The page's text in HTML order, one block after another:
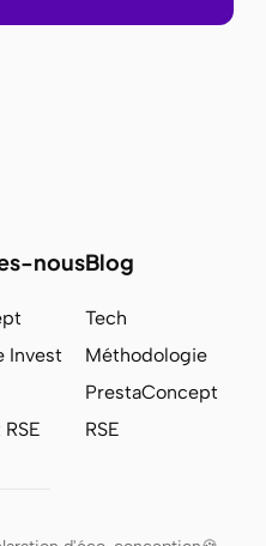
nous
Invest
Blog
Tech
Méthodologie
PrestaConcept
RSE